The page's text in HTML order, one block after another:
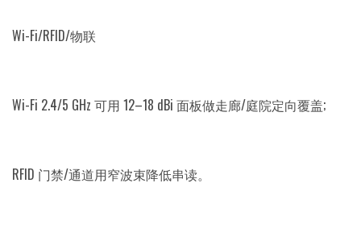
Wi-Fi/RFID/物联
Wi-Fi 2.4/5 GHz 可用 12–18 dBi 面板做走廊/庭院定向覆盖;
RFID 门禁/通道用窄波束降低串读。